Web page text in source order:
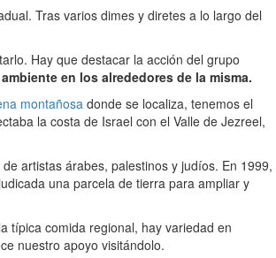
Tras varios dimes y diretes a lo largo del
Hay que destacar la acción del grupo
en los alrededores de la misma.
montañosadonde se localiza, tenemos el
la costa de Israel con el Valle de Jezreel,
artistas árabes, palestinos y judíos. En 1999,
una parcela de tierra para ampliar y
típica comida regional, hay variedad en
nuestro apoyo visitándolo.